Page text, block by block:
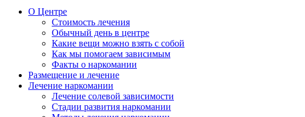
О Центре
Стоимость лечения
Обычный день в центре
Какие вещи можно взять с собой
Как мы помогаем зависимым
Факты о наркомании
Размещение и лечение
Лечение наркомании
Лечение солевой зависимости
Стадии развития наркомании